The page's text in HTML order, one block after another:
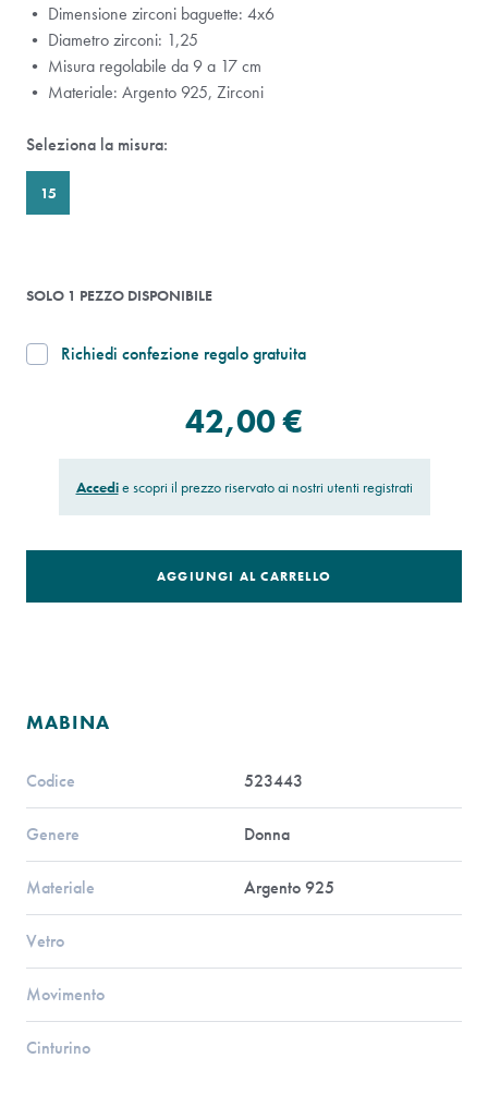
• Dimensione zirconi baguette: 4x6
• Diametro zirconi: 1,25
• Misura regolabile da 9 a 17 cm
• Materiale: Argento 925, Zirconi
Seleziona la misura:
15
SOLO 1 PEZZO DISPONIBILE
Richiedi confezione regalo gratuita
42,00 €
Accedie scopri il prezzo riservato ai nostri utenti registrati
AGGIUNGI AL CARRELLO
MABINA
Codice 523443
Genere Donna
Materiale Argento 925
Vetro
Movimento
Cinturino